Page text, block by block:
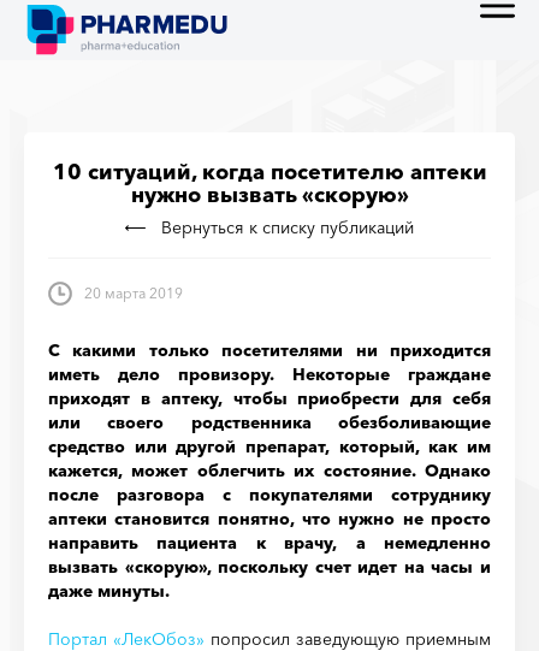
10 ситуаций, когда посетителю аптеки
нужно вызвать «скорую»
Вернуться к списку публикаций
20 марта 2019
С какими только посетителями ни приходится
иметь дело провизору. Некоторые граждане
приходят в аптеку, чтобы приобрести для себя
или своего родственника обезболивающие
средство или другой препарат, который, как им
кажется, может облегчить их состояние. Однако
после разговора с покупателями сотруднику
аптеки становится понятно, что нужно не просто
направить пациента к врачу, а немедленно
вызвать «скорую», поскольку счет идет на часы и
даже минуты.
Портал «ЛекОбоз» попросил заведующую приемным